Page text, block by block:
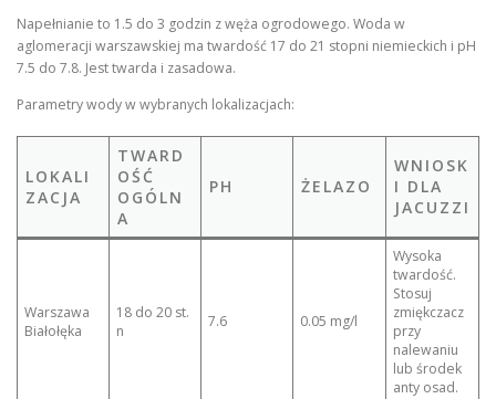
Napełnianie to 1.5 do 3 godzin z węża ogrodowego. Woda w
aglomeracji warszawskiej ma twardość 17 do 21 stopni niemieckich i pH
7.5 do 7.8. Jest twarda i zasadowa.
Parametry wody w wybranych lokalizacjach:
LOKALI
ZACJA
TWARD
OŚĆ
OGÓLN
A
PH ŻELAZO
WNIOSK
I DLA
JACUZZI
Warszawa
Białołęka
18 do 20 st.
n
7.6 0.05 mg/l
Wysoka
twardość.
Stosuj
zmiękczacz
przy
nalewaniu
lub środek
anty osad.